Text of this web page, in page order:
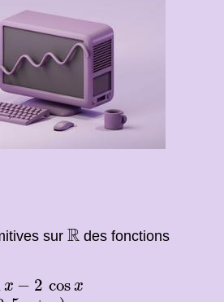
surR
R des fonctions
x − 2 cos x
cos
x+ π)